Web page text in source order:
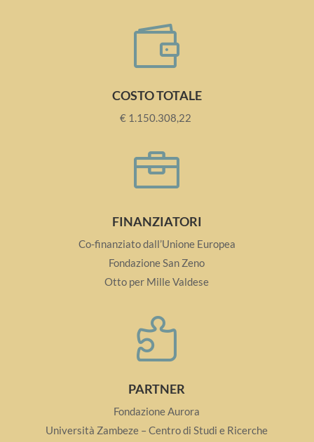

COSTO TOTALE
€ 1.150.308,22

FINANZIATORI
Co-finanziato dall’Unione Europea
Fondazione San Zeno
Otto per Mille Valdese

PARTNER
Fondazione Aurora
Università Zambeze –Centro di Studi e Ricerche